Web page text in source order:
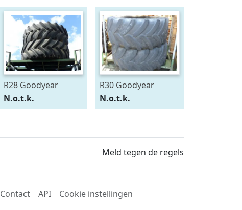
R28 Goodyear
540/75R28
N.o.t.k.
R30 Goodyear
600/70R30
N.o.t.k.
Meld tegen de regels
Contact API Cookie instellingen